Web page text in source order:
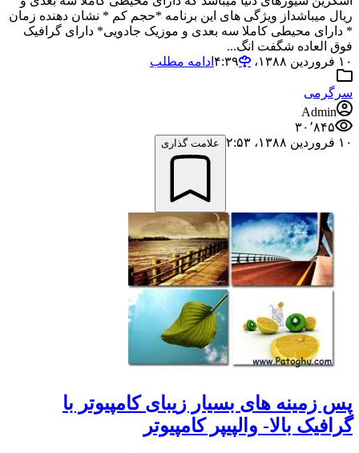
ریال میباشداز ویژگی های این برنامه *حجم کم * نشان دهنده زمان
* دارای محیطی کاملا سه بعدی و موزیک جادویی* دارای گرافیک
فوق العاده شگفت انگ...
۱۰ فروردین ۱۳۸۸،‏ ۴:۳۹
ادامه مطلب
سرگرمی
Admin
۳۰٬۸۴۵
۱۰ فروردین ۱۳۸۸،‏ ۲:۵۳
علامت گذاری
پس زمینه های بسیار زیبای کامپیوتر با
گرافیک بالا- والپیپر کامپیوتر